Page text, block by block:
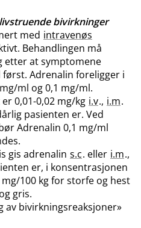
bivirkninger
med intravenøs
Behandlingen må
etter at symptomene
Adrenalin foreligger i
ml og 0,1 mg​/​ml.
0,01-0,02 mg/kg i.v., i.m.
pasienten er. Ved
Adrenalin 0,1 mg/ml
gis adrenalin s.c. eller i.m.,
er, i konsentrasjonen
100 kg for storfe og hest
gris.
av bivirkningsreaksjoner»